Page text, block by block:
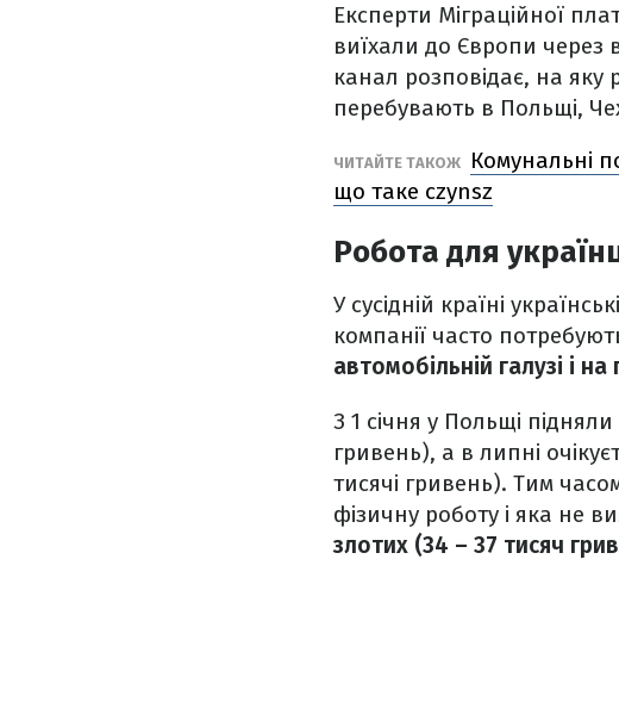
Експерти Міграційної
виїхали до Європи через
канал розповідає, на яку
перебувають в Польщі,
ЧИТАЙТЕ ТАКОЖ
Комунальні
що таке czynsz
Робота для
У сусідній країні
компанії часто
автомобільній галузі і
З 1 січня у Польщі
гривень), а в липні
тисячі гривень). Тим
фізичну роботу і яка не
злотих (34 – 37 тисяч